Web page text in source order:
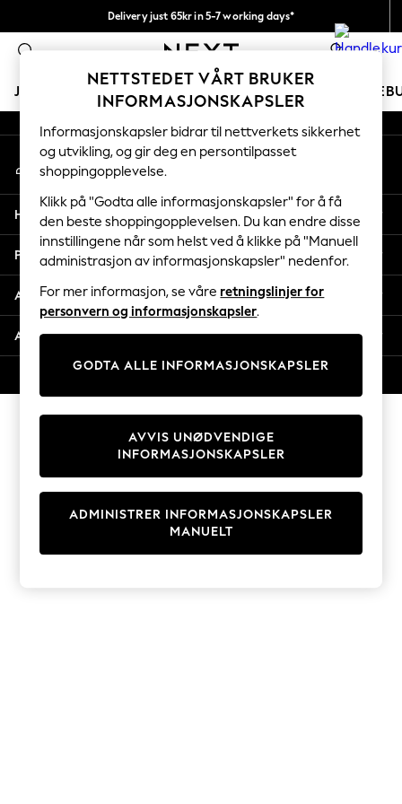
Delivery just 65kr in 5-7 working days*
Vi betaler alle tollavgifter 0
JENTER GUTTER BABY KVINNER MENN
GIRLS
New In
50 - 92cm
98 - 110cm
116 - 134cm
140 - 174cm
Trending: Top & Short Sets
Trending: Clogs
Toy Story
THE SET
Coats & Jackets
Sweatshirts & Hoodies
Knitwear
Cardigans
Dresses
Sets & Outfits
T-Shirts
An error occurred on client
Våre sosiale nettverk
Min konto
Logg inn på kontoen din
Hjelp
Personvern & Juridisk
Avdelinger
Andre tjenester
NETTSTEDET VÅRT BRUKER
INFORMASJONSKAPSLER
Informasjonskapsler bidrar til nettverkets sikkerhet
og utvikling, og gir deg en persontilpasset
shoppingopplevelse.
Klikk på "Godta alle informasjonskapsler" for å få
den beste shoppingopplevelsen. Du kan endre disse
innstillingene når som helst ved å klikke på "Manuell
administrasjon av informasjonskapsler" nedenfor.
For mer informasjon, se våre retningslinjer for
personvern og informasjonskapsler.
GODTA ALLE INFORMASJONSKAPSLER
ADMINISTRER INFORMASJONSKAPSLER
MANUELT
AVVIS UNØDVENDIGE
INFORMASJONSKAPSLER